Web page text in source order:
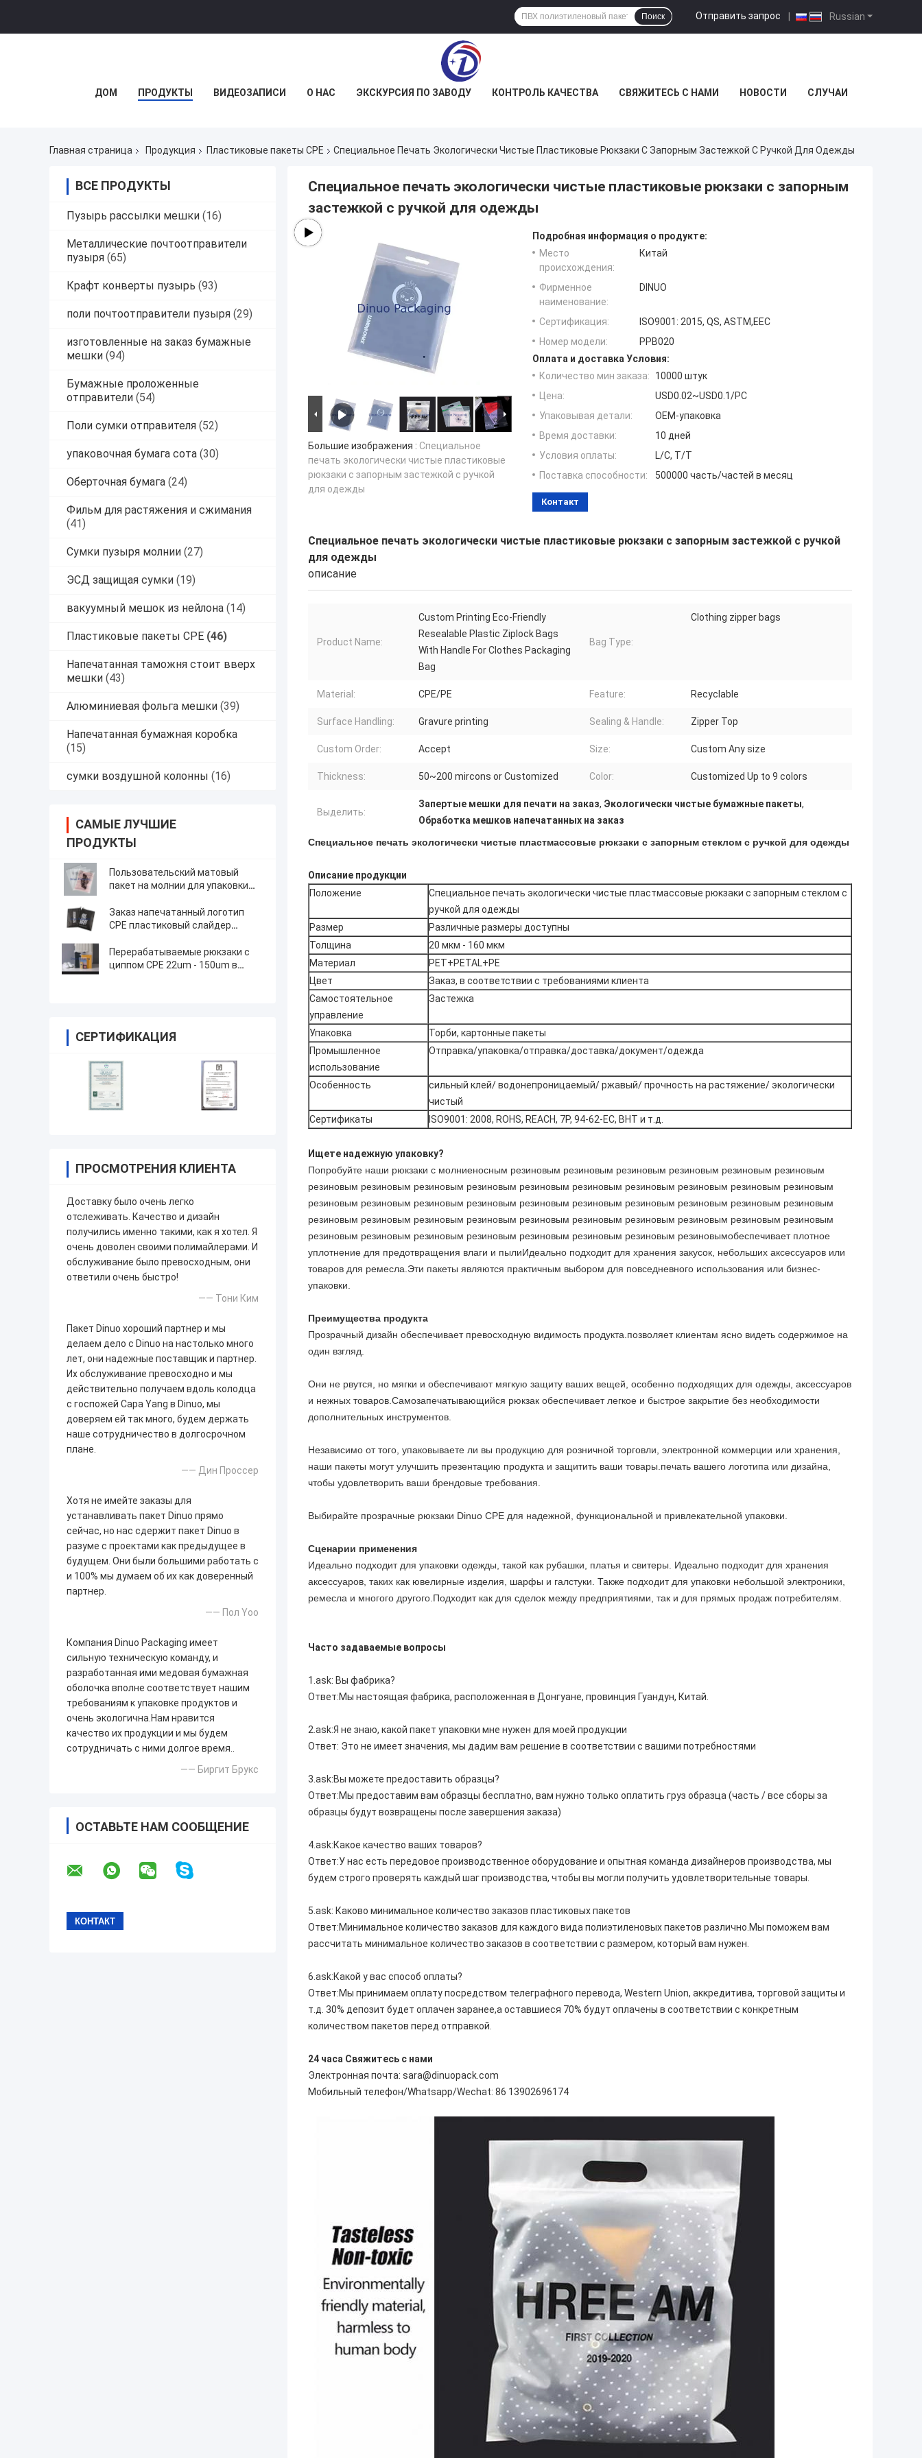
Russian
Отправить запрос |
Поиск
ДОМ ПРОДУКТЫ ВИДЕОЗАПИСИ О НАС ЭКСКУРСИЯ ПО ЗАВОДУ КОНТРОЛЬ КАЧЕСТВА СВЯЖИТЕСЬ С НАМИ НОВОСТИ СЛУЧАИ
Главная страница Продукция Пластиковые пакеты CPE Специальное Печать Экологически Чистые Пластиковые Рюкзаки С Запорным Застежкой С Ручкой Для Одежды
ВСЕ ПРОДУКТЫ
Пузырь рассылки мешки (16)
Металлические почтоотправители
пузыря (65)
Крафт конверты пузырь (93)
поли почтоотправители пузыря (29)
изготовленные на заказ бумажные
мешки (94)
Бумажные проложенные
отправители (54)
Поли сумки отправителя (52)
упаковочная бумага сота (30)
Оберточная бумага (24)
Фильм для растяжения и сжимания
(41)
Сумки пузыря молнии (27)
ЭСД защищая сумки (19)
вакуумный мешок из нейлона (14)
Пластиковые пакеты CPE (46)
Напечатанная таможня стоит вверх
мешки (43)
Алюминиевая фольга мешки (39)
Напечатанная бумажная коробка
(15)
сумки воздушной колонны (16)
САМЫЕ ЛУЧШИЕ
ПРОДУКТЫ
Пользовательский матовый
пакет на молнии для упаковки
пакет на молнии
Заказ напечатанный логотип
CPE пластиковый слайдер
Перерабатываемые рюкзаки с
циппом CPE 22um - 150um в
СЕРТИФИКАЦИЯ
ПРОСМОТРЕНИЯ КЛИЕНТА
Доставку было очень легко
отслеживать. Качество и дизайн
получились именно такими, как я хотел. Я
очень доволен своими полимайлерами. И
обслуживание было превосходным, они
ответили очень быстро!
—— Тони Ким
Пакет Dinuo хороший партнер и мы
делаем дело с Dinuo на настолько много
лет, они надежные поставщик и партнер.
Их обслуживание превосходно и мы
действительно получаем вдоль колодца
с госпожей Сара Yang в Dinuo, мы
доверяем ей так много, будем держать
наше сотрудничество в долгосрочном
плане.
—— Дин Проссер
Хотя не имейте заказы для
устанавливать пакет Dinuo прямо
сейчас, но нас сдержит пакет Dinuo в
разуме с проектами как предыдущее в
будущем. Они были большими работать с
и 100% мы думаем об их как доверенный
партнер.
—— Пол Yoo
Компания Dinuo Packaging имеет
сильную техническую команду, и
разработанная ими медовая бумажная
оболочка вполне соответствует нашим
требованиям к упаковке продуктов и
очень экологична.Нам нравится
качество их продукции и мы будем
сотрудничать с ними долгое время..
—— Биргит Брукс
ОСТАВЬТЕ НАМ СООБЩЕНИЕ
Специальное печать экологически чистые пластиковые рюкзаки с запорным
застежкой с ручкой для одежды
Большие изображения : Специальное
печать экологически чистые пластиковые
рюкзаки с запорным застежкой с ручкой
для одежды
Подробная информация о продукте:
Место
происхождения:
Китай
Фирменное
наименование:
DINUO
Сертификация:
ISO9001: 2015, QS, ASTM,EEC
Номер модели:
PPB020
Оплата и доставка Условия:
Количество мин заказа:
10000 штук
Цена:
USD0.02~USD0.1/PC
Упаковывая детали:
OEM-упаковка
Время доставки:
10 дней
Условия оплаты:
L/C, T/T
Поставка способности:
500000 часть/частей в месяц
Контакт
Специальное печать экологически чистые пластиковые рюкзаки с запорным застежкой с ручкой
для одежды
описание
Product Name:
Custom Printing Eco-Friendly
Resealable Plastic Ziplock Bags
With Handle For Clothes Packaging
Bag
Bag Type:
Clothing zipper bags
Material: CPE/PE Feature: Recyclable
Surface Handling: Gravure printing Sealing & Handle: Zipper Top
Custom Order: Accept Size: Custom Any size
Thickness: 50~200 mircons or Customized Color: Customized Up to 9 colors
Выделить:
Запертые мешки для печати на заказ, Экологически чистые бумажные пакеты,
Обработка мешков напечатанных на заказ
Специальное печать экологически чистые пластмассовые рюкзаки с запорным стеклом с ручкой для одежды
Описание продукции
Положение
Специальное печать экологически чистые пластмассовые рюкзаки с запорным стеклом с
ручкой для одежды
Размер
Различные размеры доступны
Толщина
20 мкм - 160 мкм
Материал
PET+PETAL+PE
Цвет
Заказ, в соответствии с требованиями клиента
Самостоятельное
управление
Застежка
Упаковка
Торби, картонные пакеты
Промышленное
использование
Отправка/упаковка/отправка/доставка/документ/одежда
Особенность
сильный клей/ водонепроницаемый/ ржавый/ прочность на растяжение/ экологически
чистый
Сертификаты
ISO9001: 2008, ROHS, REACH, 7P, 94-62-EC, BHT и т.д.
Ищете надежную упаковку?
Попробуйте наши рюкзаки с молниеносным резиновым резиновым резиновым резиновым резиновым резиновым
резиновым резиновым резиновым резиновым резиновым резиновым резиновым резиновым резиновым резиновым
резиновым резиновым резиновым резиновым резиновым резиновым резиновым резиновым резиновым резиновым
резиновым резиновым резиновым резиновым резиновым резиновым резиновым резиновым резиновым резиновым
резиновым резиновым резиновым резиновым резиновым резиновым резиновым резиновымобеспечивает плотное
уплотнение для предотвращения влаги и пылиИдеально подходит для хранения закусок, небольших аксессуаров или
товаров для ремесла.Эти пакеты являются практичным выбором для повседневного использования или бизнес-
упаковки.
Преимущества продукта
Прозрачный дизайн обеспечивает превосходную видимость продукта.позволяет клиентам ясно видеть содержимое на
один взгляд.
Они не рвутся, но мягки и обеспечивают мягкую защиту ваших вещей, особенно подходящих для одежды, аксессуаров
и нежных товаров.Самозапечатывающийся рюкзак обеспечивает легкое и быстрое закрытие без необходимости
дополнительных инструментов.
Независимо от того, упаковываете ли вы продукцию для розничной торговли, электронной коммерции или хранения,
наши пакеты могут улучшить презентацию продукта и защитить ваши товары.печать вашего логотипа или дизайна,
чтобы удовлетворить ваши брендовые требования.
Выбирайте прозрачные рюкзаки Dinuo CPE для надежной, функциональной и привлекательной упаковки.
Сценарии применения
Идеально подходит для упаковки одежды, такой как рубашки, платья и свитеры. Идеально подходит для хранения
аксессуаров, таких как ювелирные изделия, шарфы и галстуки. Также подходит для упаковки небольшой электроники,
ремесла и многого другого.Подходит как для сделок между предприятиями, так и для прямых продаж потребителям.
Часто задаваемые вопросы
1.ask: Вы фабрика?
Ответ:Мы настоящая фабрика, расположенная в Донгуане, провинция Гуандун, Китай.
2.ask:Я не знаю, какой пакет упаковки мне нужен для моей продукции
Ответ: Это не имеет значения, мы дадим вам решение в соответствии с вашими потребностями
3.ask:Вы можете предоставить образцы?
Ответ:Мы предоставим вам образцы бесплатно, вам нужно только оплатить груз образца (часть / все сборы за
образцы будут возвращены после завершения заказа)
4.ask:Какое качество ваших товаров?
Ответ:У нас есть передовое производственное оборудование и опытная команда дизайнеров производства, мы
будем строго проверять каждый шаг производства, чтобы вы могли получить удовлетворительные товары.
5.ask: Каково минимальное количество заказов пластиковых пакетов
Ответ:Минимальное количество заказов для каждого вида полиэтиленовых пакетов различно.Мы поможем вам
рассчитать минимальное количество заказов в соответствии с размером, который вам нужен.
6.ask:Какой у вас способ оплаты?
Ответ:Мы принимаем оплату посредством телеграфного перевода, Western Union, аккредитива, торговой защиты и
т.д. 30% депозит будет оплачен заранее,а оставшиеся 70% будут оплачены в соответствии с конкретным
количеством пакетов перед отправкой.
24 часа Свяжитесь с нами
Электронная почта: sara@dinuopack.com
Мобильный телефон/Whatsapp/Wechat: 86 13902696174